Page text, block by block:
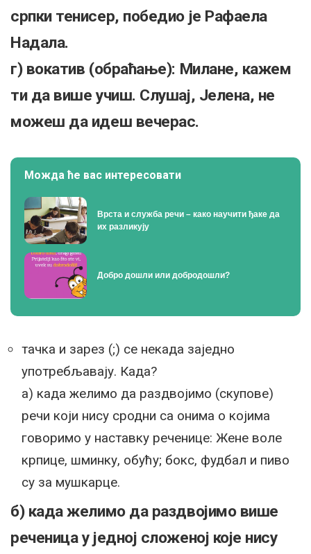
српки тенисер, победио је Рафаела
Надала.
г) вокатив (обраћање): Милане, кажем
ти да више учиш. Слушај, Јелена, не
можеш да идеш вечерас.
Можда ће вас интересовати
Врста и служба речи – како научити ђаке да
их разликују
Добро дошли или добродошли?
тачка и зарез (;) се некада заједно
употребљавају. Када?
а) када желимо да раздвојимо (скупове)
речи који нису сродни са онима о којима
говоримо у наставку реченице: Жене воле
крпице, шминку, обућу; бокс, фудбал и пиво
су за мушкарце.
б) када желимо да раздвојимо више
реченица у једној сложеној које нису